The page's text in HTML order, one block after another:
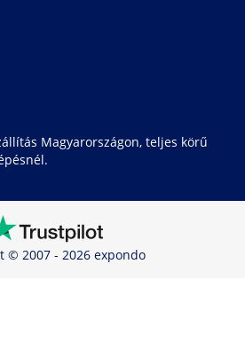
Magyarországon, teljes körű
© 2007 - 2026 expondo